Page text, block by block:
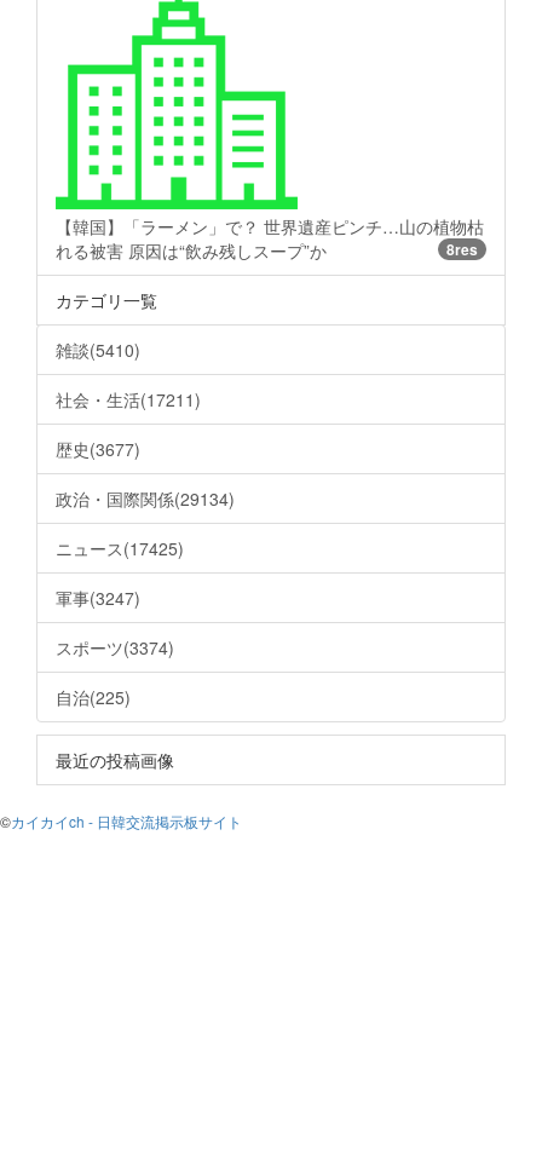
【韓国】「ラーメン」で？ 世界遺産ピンチ…山の植物枯
れる被害 原因は“飲み残しスープ”か
8res
カテゴリ一覧
雑談(5410)
社会・生活(17211)
歴史(3677)
政治・国際関係(29134)
ニュース(17425)
軍事(3247)
スポーツ(3374)
自治(225)
最近の投稿画像
©カイカイch - 日韓交流掲示板サイト